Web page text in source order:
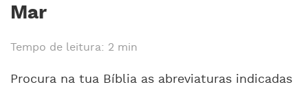
Mar
Tempo de leitura: 2 min
Procura na tua Bíblia as abreviaturas indicadas